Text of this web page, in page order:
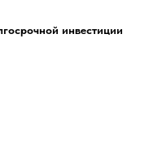
инвестиции